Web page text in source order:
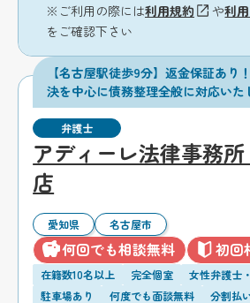
※ご利用の際には利用規約 や利
をご確認下さい
【名古屋駅徒歩9分】返金保証あり
決を中心に債務整理全般に対応いた
弁護士
アディーレ法律事務
店
愛知県 名古屋市
何回でも相談無料 初回
在籍数10名以上 完全個室
女性弁護士
駐車場あり
何度でも面談無料 分割払